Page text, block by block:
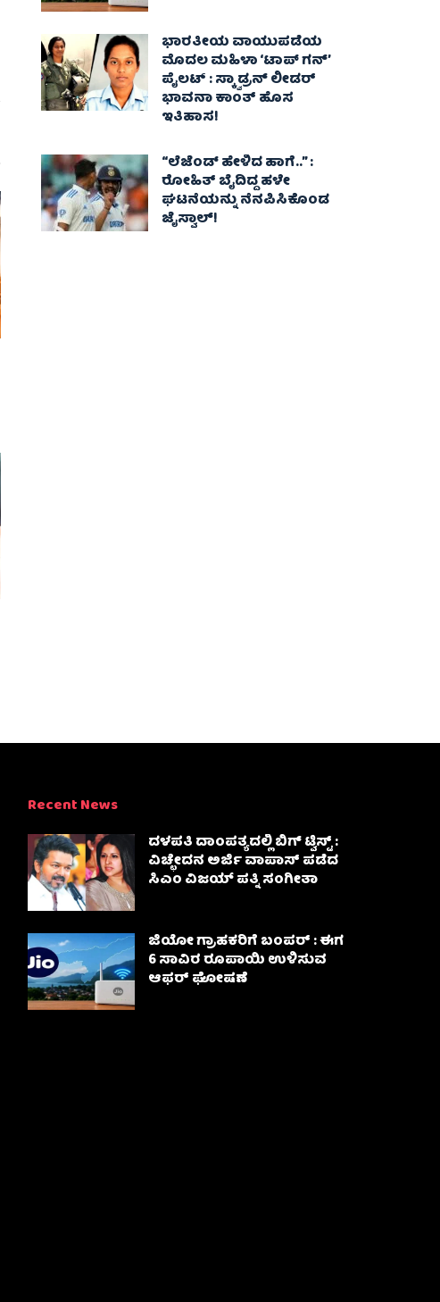
ಭಾರತೀಯ ವಾಯುಪಡೆಯ
ಮೊದಲ ಮಹಿಳಾ ‘ಟಾಪ್ ಗನ್’
ಪೈಲಟ್ : ಸ್ಕ್ವಾಡ್ರನ್ ಲೀಡರ್
ಭಾವನಾ ಕಾಂತ್ ಹೊಸ
ಇತಿಹಾಸ!
“ಲೆಜೆಂಡ್ ಹೇಳಿದ ಹಾಗೆ..” :
ರೋಹಿತ್ ಬೈದಿದ್ದ ಹಳೇ
ಘಟನೆಯನ್ನು ನೆನಪಿಸಿಕೊಂಡ
ಜೈಸ್ವಾಲ್!
Recent News
ದಳಪತಿ ದಾಂಪತ್ಯದಲ್ಲಿ ಬಿಗ್ ಟ್ವಿಸ್ಟ್ :
ವಿಚ್ಛೇದನ ಅರ್ಜಿ ವಾಪಾಸ್‌ ಪಡೆದ
ಸಿಎಂ ವಿಜಯ್ ಪತ್ನಿ ಸಂಗೀತಾ‌
ಜಿಯೋ ಗ್ರಾಹಕರಿಗೆ ಬಂಪರ್ : ಈಗ
6 ಸಾವಿರ ರೂಪಾಯಿ ಉಳಿಸುವ
ಆಫರ್ ಘೋಷಣೆ